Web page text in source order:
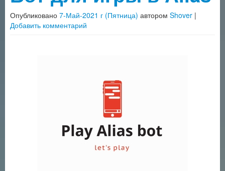
Опубликовано 7-Май-2021 г (Пятница) автором Shover |
Добавить комментарий